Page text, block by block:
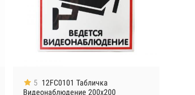
5 12FC0101 Табличка
Видеонаблюдение 200х200